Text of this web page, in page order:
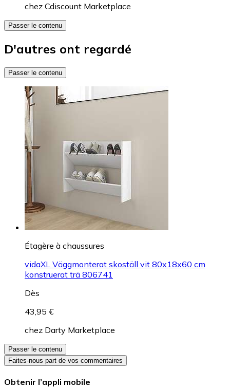
chez Cdiscount Marketplace
Passer le contenu
D'autres ont regardé
Passer le contenu
Étagère à chaussures
vidaXL Väggmonterat skoställ vit 80x18x60 cm
konstruerat trä 806741
Dès
43,95 €
chez Darty Marketplace
Passer le contenu
Faites-nous part de vos commentaires
Obtenir l’appli mobile